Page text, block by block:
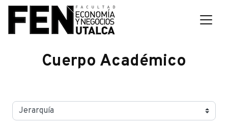
Cuerpo Académico
Jerarquías